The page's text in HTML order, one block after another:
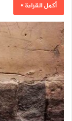
أكمل القراءة »